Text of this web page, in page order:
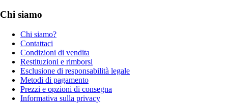
Chi siamo
Chi siamo?
Contattaci
Condizioni di vendita
Restituzioni e rimborsi
Esclusione di responsabilità legale
Metodi di pagamento
Prezzi e opzioni di consegna
Informativa sulla privacy